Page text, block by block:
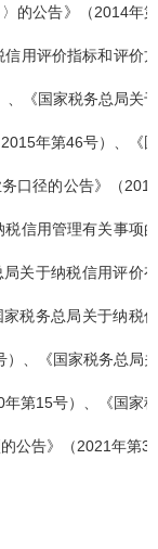
的公告》（2014年第
用评价指标和评价方
、《国家税务总局关于
年第46号）、《国
口径的公告》（2015
信用管理有关事项的
关于纳税信用评价有
税务总局关于纳税信
）、《国家税务总局关
第15号）、《国家税
公告》（2021年第31